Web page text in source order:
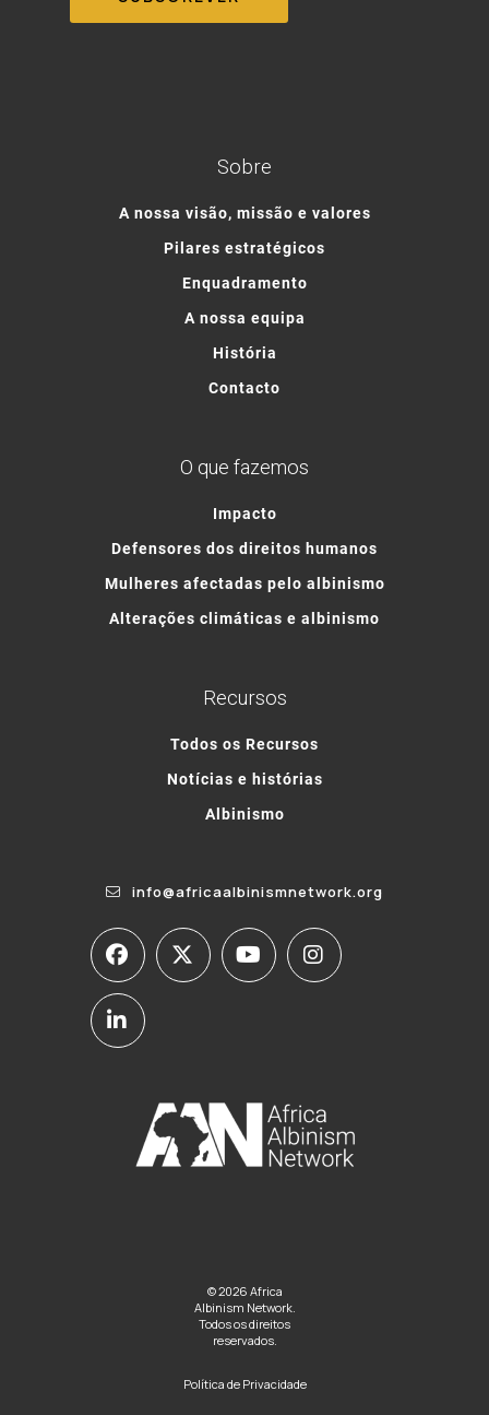
Sobre
A nossa visão, missão e valores
Pilares estratégicos
Enquadramento
A nossa equipa
História
Contacto
O que fazemos
Impacto
Defensores dos direitos humanos
Mulheres afectadas pelo albinismo
Alterações climáticas e albinismo
Recursos
Todos os Recursos
Notícias e histórias
Albinismo
info@africaalbinismnetwork.org
© 2026 Africa
Albinism Network.
Todos os direitos
reservados.
Política de Privacidade